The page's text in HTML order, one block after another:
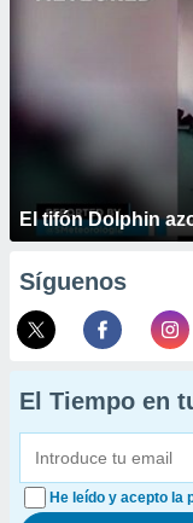
El tifón Dolphin
Síguenos
El Tiempo en
He leído y acepto la